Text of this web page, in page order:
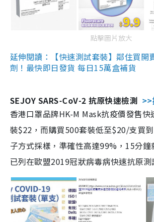
點擊圖片放大
延伸閱讀：【快速測試套裝】鄰住買開
劑！最快即日發貨 每日15萬盒補貨
SEJOY SARS-CoV-2 抗原快速檢測
香港口罩品牌HK-M Mask抗疫價發售快
裝$22，而購買500套裝低至$20/支買
子方式採樣，準確性高達99%，15分鐘
已列在歐盟2019冠狀病毒病快速抗原測